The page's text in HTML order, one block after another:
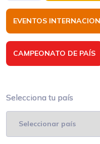
EVENTOS
CAMPEONATO DE PAÍS
Selecciona tu país